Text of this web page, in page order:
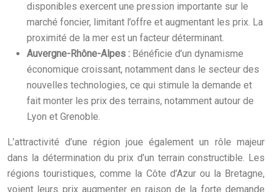
disponibles exercent une pression importante sur le
marché foncier, limitant l’offre et augmentant les prix. La
proximité de la mer est un facteur déterminant.
Auvergne-Rhône-Alpes : Bénéficie d’un dynamisme
économique croissant, notamment dans le secteur des
nouvelles technologies, ce qui stimule la demande et
fait monter les prix des terrains, notamment autour de
Lyon et Grenoble.
L’attractivité d’une région joue également un rôle majeur
dans la détermination du prix d’un terrain constructible. Les
régions touristiques, comme la Côte d’Azur ou la Bretagne,
voient leurs prix augmenter en raison de la forte demande